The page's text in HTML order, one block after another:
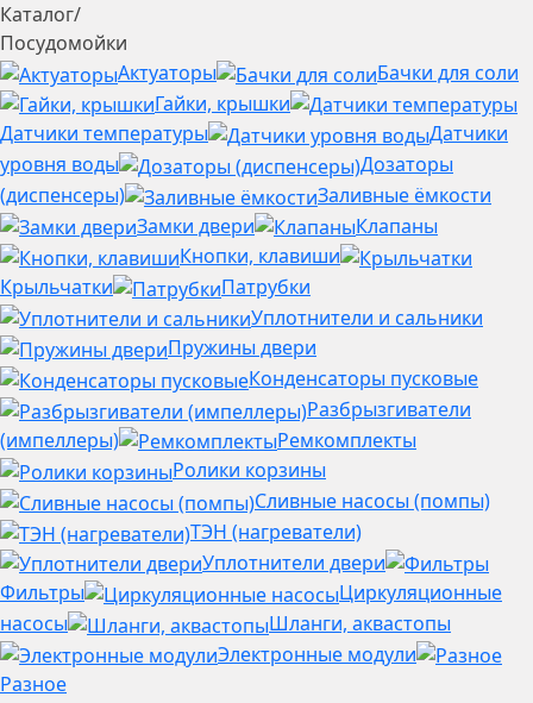
Каталог/
Посудомойки
Актуаторы
Бачки для соли
Гайки, крышки
Датчики температуры
Датчики
уровня воды
Дозаторы
(диспенсеры)
Заливные ёмкости
Замки двери
Клапаны
Кнопки, клавиши
Крыльчатки
Патрубки
Уплотнители и сальники
Пружины двери
Конденсаторы пусковые
Разбрызгиватели
(импеллеры)
Ремкомплекты
Ролики корзины
Сливные насосы (помпы)
ТЭН (нагреватели)
Уплотнители двери
Фильтры
Циркуляционные
насосы
Шланги, аквастопы
Электронные модули
Разное